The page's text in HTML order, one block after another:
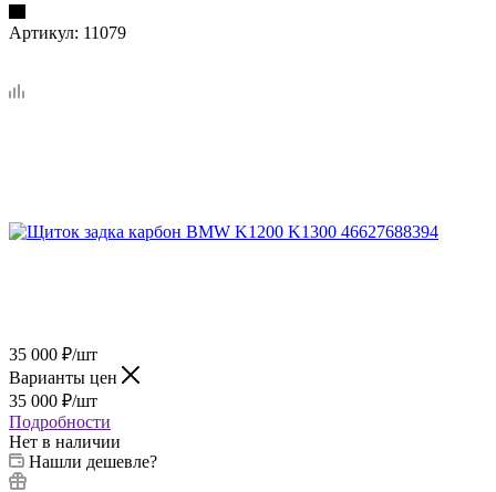
Артикул: 11079
35 000 ₽/шт
Варианты цен
35 000 ₽/шт
Подробности
Нет в наличии
Нашли дешевле?